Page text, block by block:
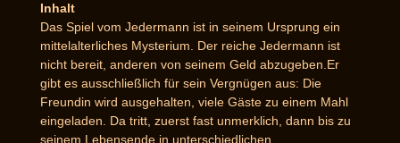
Inhalt
Das Spiel vom Jedermann ist in seinem Ursprung ein
mittelalterliches Mysterium. Der reiche Jedermann ist
nicht bereit, anderen von seinem Geld abzugeben.Er
gibt es ausschließlich für sein Vergnügen aus: Die
Freundin wird ausgehalten, viele Gäste zu einem Mahl
eingeladen. Da tritt, zuerst fast unmerklich, dann bis zu
seinem Lebensende in unterschiedlichen